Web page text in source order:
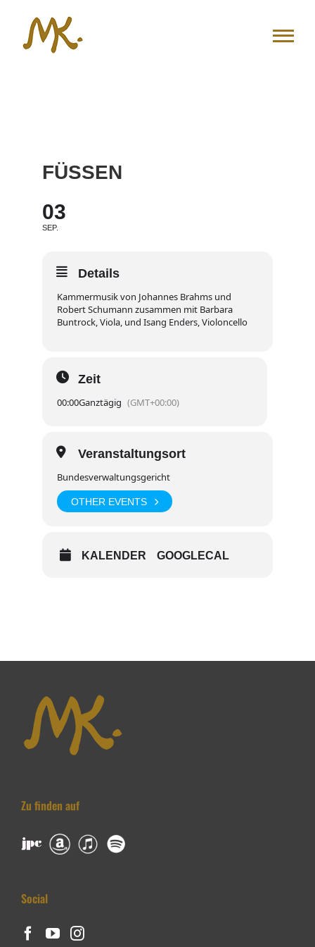
springen
FÜSSEN
03
SEP.
Details
Kammermusik von Johannes Brahms und
Robert Schumann zusammen mit Barbara
Buntrock, Viola, und Isang Enders, Violoncello
Zeit
00:00Ganztägig (GMT+00:00)
Veranstaltungsort
Bundesverwaltungsgericht
OTHER EVENTS
KALENDER GOOGLECAL
Zu finden auf
Social